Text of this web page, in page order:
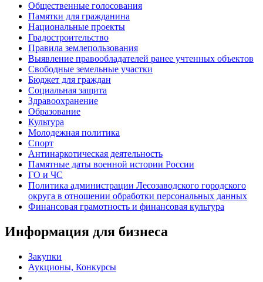
Общественные голосования
Памятки для гражданина
Национальные проекты
Градостроительство
Правила землепользования
Выявление правообладателей ранее учтенных объектов
Свободные земельные участки
Бюджет для граждан
Социальная защита
Здравоохранение
Образование
Культура
Молодежная политика
Спорт
Антинаркотическая деятельность
Памятные даты военной истории России
ГО и ЧС
Политика администрации Лесозаводского городского
округа в отношении обработки персональных данных
Финансовая грамотность и финансовая культура
Информация для бизнеса
Закупки
Аукционы, Конкурсы